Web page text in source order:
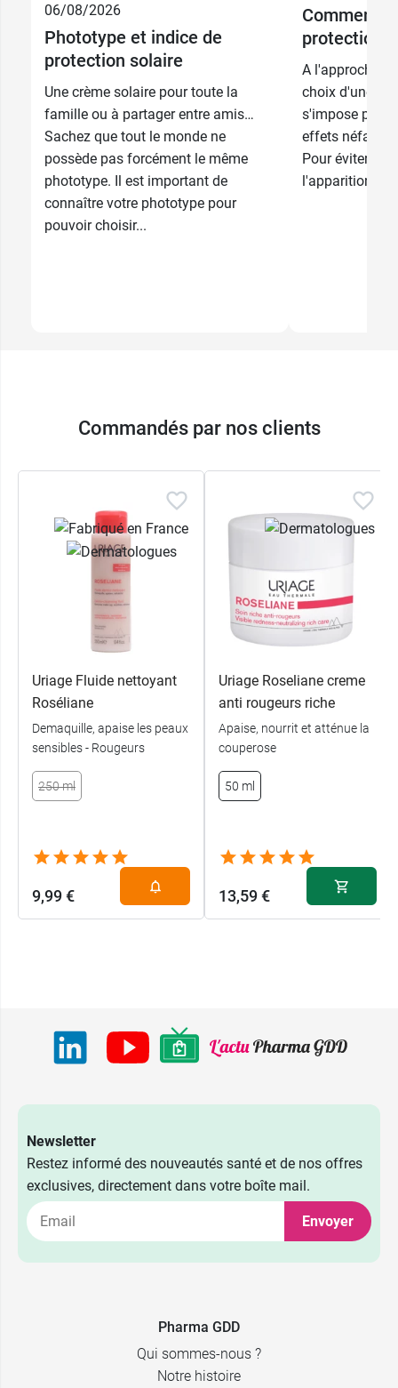
06/08/2026
Phototype et indice de
protection solaire
Une crème solaire pour toute la
famille ou à partager entre amis…
Sachez que tout le monde ne
possède pas forcément le même
phototype. Il est important de
connaître votre phototype pour
pouvoir choisir...
Comment
protection
A l'approche
choix d'une
s'impose pour
effets
Pour éviter les
l'apparition de
Commandés par nos clients
Uriage Fluide nettoyant
Roséliane
Demaquille, apaise les peaux
sensibles - Rougeurs
250 ml
9,99 €
Uriage Roseliane creme
anti rougeurs riche
Apaise, nourrit et atténue la
couperose
50 ml
13,59 €
Newsletter
Restez informé des nouveautés santé et de nos offres
exclusives, directement dans votre boîte mail.
Envoyer
Pharma GDD
Qui sommes-nous ?
Notre histoire